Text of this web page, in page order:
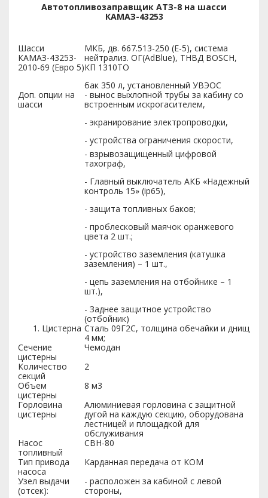
Автотопливозаправщик АТЗ-8 на шасси
КАМАЗ-43253
Шасси
КАМАЗ-43253-
2010-69 (Евро 5)
МКБ, дв. 667.513-250 (Е-5), система
нейтрализ. ОГ(AdBlue), ТНВД BOSCH,
КП 1310TO
бак 350 л, установленный УВЭОС
Доп. опции на
шасси
- вынос выхлопной трубы за кабину со
встроенным искрогасителем,
- экранирование электропроводки,
- устройства ограничения скорости,
- взрывозащищенный цифровой
тахограф,
- Главный выключатель АКБ «Надежный
контроль 15» (ip65),
- защита топливных баков;
- проблесковый маячок оранжевого
цвета 2 шт.;
- устройство заземления (катушка
заземления) – 1 шт.,
- цепь заземления на отбойнике – 1
шт.),
- Заднее защитное устройство
(отбойник)
Цистерна Сталь 09Г2С, толщина обечайки и днищ
4 мм;
Сечение
цистерны
Чемодан
Количество
секций
2
Объем
цистерны
8 м3
Горловина
цистерны
Алюминиевая горловина с защитной
дугой на каждую секцию, оборудована
лестницей и площадкой для
обслуживания
Насос
топливный
СВН-80
Тип привода
насоса
Карданная передача от КОМ
Узел выдачи
(отсек):
- расположен за кабиной с левой
стороны,